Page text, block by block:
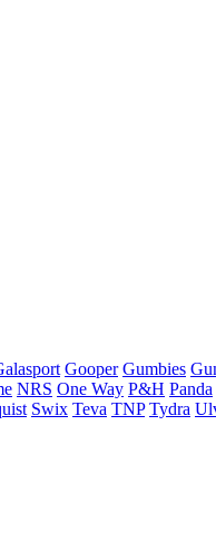
Gooper Gumbies
NRS One Way P&H Panda
Swix Teva TNP Tydra